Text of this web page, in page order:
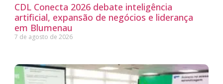
CDL Conecta 2026 debate inteligência
artificial, expansão de negócios e liderança
em Blumenau
7 de agosto de 2026